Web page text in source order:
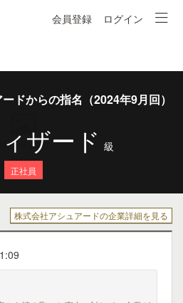
会員登録 ログイン
ドからの指名（2024年9月回）
ザード 級
正社員
株式会社アシュアードの企業詳細を見る